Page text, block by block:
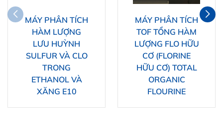
MÁY PHÂN TÍCH
HÀM LƯỢNG
LƯU HUỲNH
SULFUR VÀ CLO
TRONG
ETHANOL VÀ
XĂNG E10
MÁY PHÂN TÍCH
TOF TỔNG HÀM
LƯỢNG FLO HỮU
CƠ (FLORINE
HỮU CƠ) TOTAL
ORGANIC
FLOURINE